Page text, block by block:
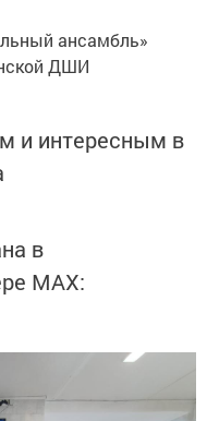
ансамбль»
ДШИ
и интересным в
в
MАХ: